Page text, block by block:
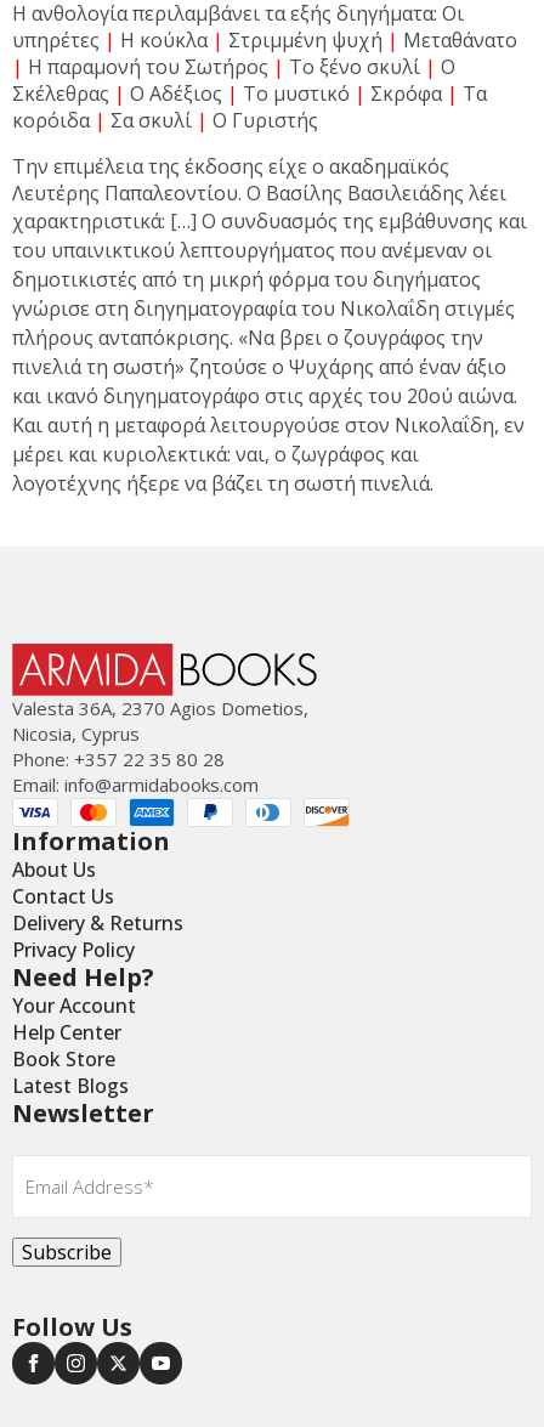
Η ανθολογία περιλαμβάνει τα εξής διηγήματα: Οι
υπηρέτες | Η κούκλα | Στριμμένη ψυχή | Μεταθάνατο
| Η παραμονή του Σωτήρος | Το ξένο σκυλί | Ο
Σκέλεθρας | Ο Αδέξιος | Το μυστικό | Σκρόφα | Τα
κορόιδα | Σα σκυλί | Ο Γυριστής
Την επιμέλεια της έκδοσης είχε ο ακαδημαϊκός
Λευτέρης Παπαλεοντίου. Ο Βασίλης Βασιλειάδης λέει
χαρακτηριστικά: […] Ο συνδυασμός της εμβάθυνσης και
του υπαινικτικού λεπτουργήματος που ανέμεναν οι
δημοτικιστές από τη μικρή φόρμα του διηγήματος
γνώρισε στη διηγηματογραφία του Νικολαΐδη στιγμές
πλήρους ανταπόκρισης. «Να βρει ο ζουγράφος την
πινελιά τη σωστή» ζητούσε ο Ψυχάρης από έναν άξιο
και ικανό διηγηματογράφο στις αρχές του 20ού αιώνα.
Και αυτή η μεταφορά λειτουργούσε στον Νικολαΐδη, εν
μέρει και κυριολεκτικά: ναι, ο ζωγράφος και
λογοτέχνης ήξερε να βάζει τη σωστή πινελιά.
Valesta 36Α, 2370 Agios Dometios,
Nicosia, Cyprus
Phone: +357 22 35 80 28
Email: info@armidabooks.com
Information
About Us
Contact Us
Delivery & Returns
Privacy Policy
Need Help?
Your Account
Help Center
Book Store
Latest Blogs
Newsletter
Email*
Subscribe
Follow Us